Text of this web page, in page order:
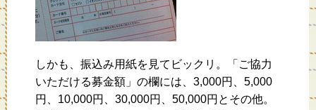
しかも、振込み用紙を見てビックリ。「ご協力
いただける募金額」の欄には、3,000円、5,000
円、10,000円、30,000円、50,000円とその他。